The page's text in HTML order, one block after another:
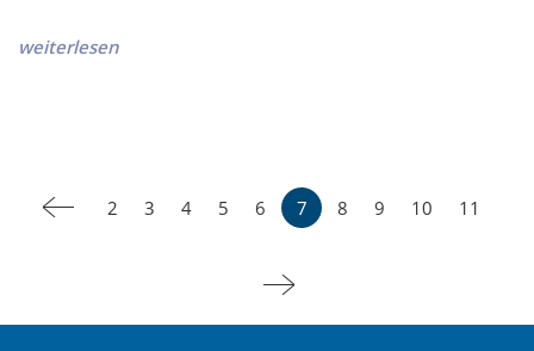
weiterlesen
2 3 4 5 6 7 8 9 10 11